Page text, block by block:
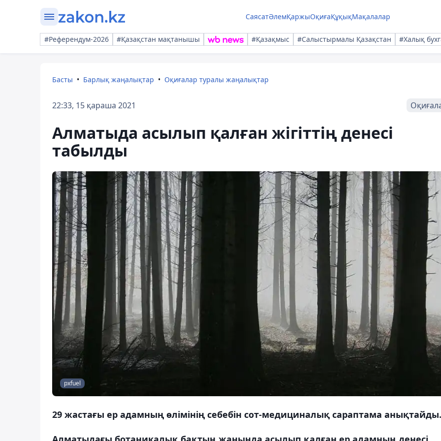
СаясатӘлемҚаржыОқиғаҚұқықМақалалар
#Референдум-2026 #Қазақстан мақтанышы #Қазақмыс #Салыстырмалы Қазақстан #Халық
Басты Барлық жаңалықтар Оқиғалар туралы жаңалықтар
22:33, 15 қараша 2021
Алматыда асылып қалған жігіттің денесі
табылды
pxfuel
29 жастағы ер адамның өлімінің себебін сот-медициналық сараптама анықтайды.